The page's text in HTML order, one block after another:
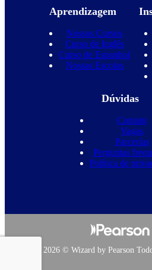
Aprendizagem
Nossos Cursos
Curso de Inglês
Curso de Espanhol
Nossas Escolas
Dúvidas
Contato
Vagas
Parcerias
Perguntas
Política de
Copyright 2026 © Wizard by Pearson